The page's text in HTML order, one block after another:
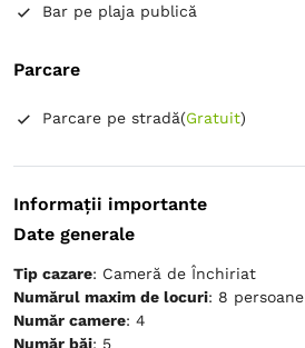
Bar pe plaja publică
Parcare
Parcare pe stradă(Gratuit)
Informații importante
Date generale
Tip cazare: Cameră de Închiriat
Numărul maxim de locuri: 8 persoane
Număr camere: 4
Număr băi: 5